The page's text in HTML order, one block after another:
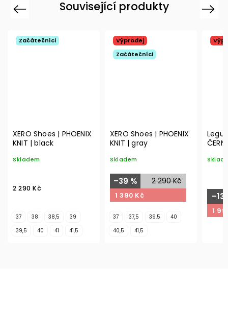
Související produkty
Previous
Začátečníci
XERO Shoes | PHOENIX
KNIT | black
Skladem
2 290 Kč
37 38 38,5 39
39,5 40 41 41,5
Výprodej
Začátečníci
XERO Shoes | PHOENIX
KNIT | gray
Skladem
2 290 Kč
–39 %
1 390 Kč
37 37,5 39,5 40
40,5 41,5
–13
1
Next